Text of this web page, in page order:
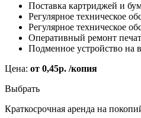
Поставка картриджей и
Регулярное техническое
Регулярное техническое
Оперативный ремонт
Подменное устройство на
Цена: от 0,45р. /копия
Выбрать
Краткосрочная аренда на